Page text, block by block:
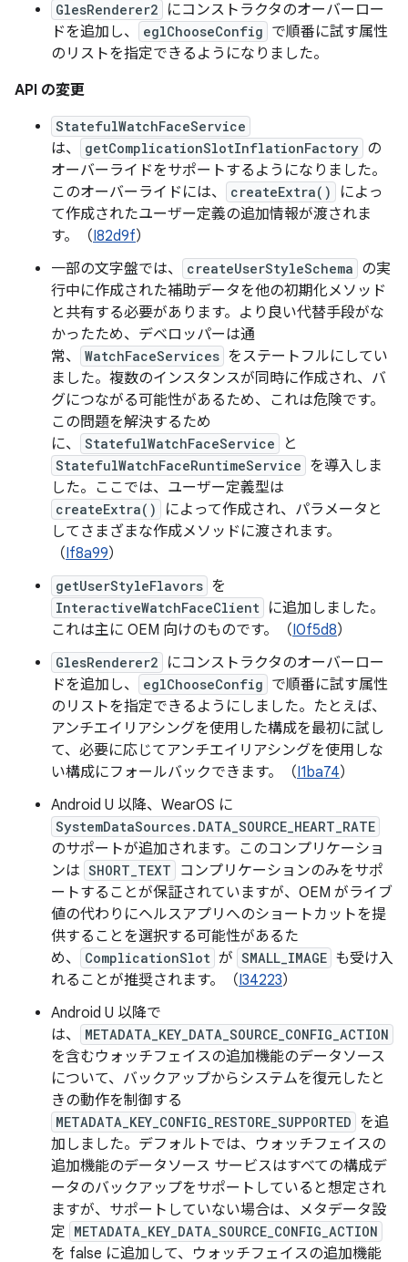
GlesRenderer2
にコンストラクタのオーバーロー
ドを追加し、
eglChooseConfig で順番に試す属性
のリストを指定できるようになりました。
API の変更
StatefulWatchFaceService
は、 getComplicationSlotInflationFactory の
オーバーライドをサポートするようになりました。
このオーバーライドには、
createExtra()
によっ
て作成されたユーザー定義の追加情報が渡されま
す。（I82d9f）
一部の文字盤では、
createUserStyleSchema の実
行中に作成された補助データを他の初期化メソッド
と共有する必要があります。より良い代替手段がな
かったため、デベロッパーは通
常、
WatchFaceServices をステートフルにしてい
ました。複数のインスタンスが同時に作成され、バ
グにつながる可能性があるため、これは危険です。
この問題を解決するため
に、
StatefulWatchFaceService と
StatefulWatchFaceRuntimeService を導入しま
した。ここでは、ユーザー定義型は
createExtra()
によって作成され、パラメータと
してさまざまな作成メソッドに渡されます。
（If8a99）
getUserStyleFlavors を
InteractiveWatchFaceClient に追加しました。
これは主に OEM 向けのものです。（I0f5d8）
GlesRenderer2
にコンストラクタのオーバーロー
ドを追加し、
eglChooseConfig で順番に試す属性
のリストを指定できるようにしました。たとえば、
アンチエイリアシングを使用した構成を最初に試し
て、必要に応じてアンチエイリアシングを使用しな
い構成にフォールバックできます。（I1ba74）
Android U 以降、WearOS に
SystemDataSources.DATA_SOURCE_HEART_RATE
のサポートが追加されます。このコンプリケーショ
ンは SHORT_TEXT
コンプリケーションのみをサポ
ートすることが保証されていますが、OEM がライブ
値の代わりにヘルスアプリへのショートカットを提
供することを選択する可能性があるた
め、
ComplicationSlot が SMALL_IMAGE も受け入
れることが推奨されます。（I34223）
Android U 以降で
は、
METADATA_KEY_DATA_SOURCE_CONFIG_ACTION
を含むウォッチフェイスの追加機能のデータソース
について、バックアップからシステムを復元したと
きの動作を制御する
METADATA_KEY_CONFIG_RESTORE_SUPPORTED を追
加しました。デフォルトでは、ウォッチフェイスの
追加機能のデータソース サービスはすべての構成デ
ータのバックアップをサポートしていると想定され
ますが、サポートしていない場合は、メタデータ設
定 METADATA_KEY_DATA_SOURCE_CONFIG_ACTION
を false に追加して、ウォッチフェイスの追加機能